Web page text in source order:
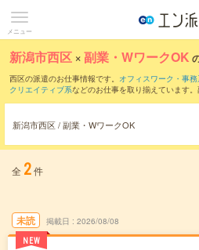
メニュー
新潟市西区 ×副業・WワークOK
西区の派遣のお仕事情報です。 オフィスワーク・事
クリエイティブ系などのお仕事を取り揃えています
新潟市西区 / 副業・WワークOK
全 2件
未読
NEW
掲載日 2026/08/08